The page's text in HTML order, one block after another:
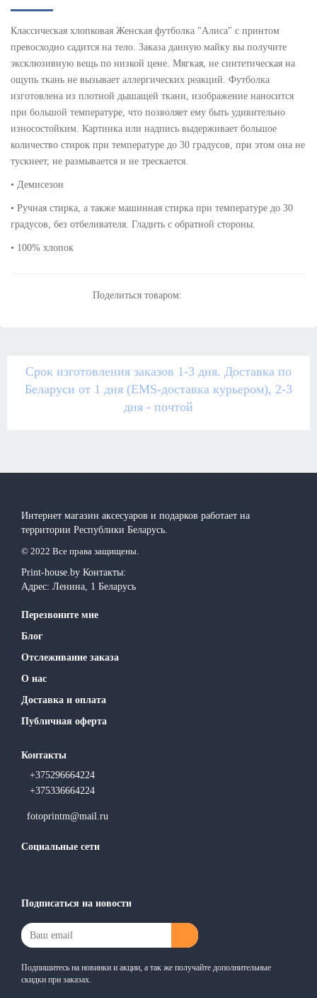
Классическая хлопковая Женская футболка "Алиса" с принтом
превосходно садится на тело. Заказа данную майку вы получите
эксклюзивную вещь по низкой цене. Мягкая, не синтетическая на
ощупь ткань не вызывает аллергических реакций. Футболка
изготовлена из плотной дышащей ткани, изображение наносится
при большой температуре, что позволяет ему быть удивительно
износостойким. Картинка или надпись выдерживает большое
количество стирок при температуре до 30 градусов, при этом она не
тускнеет, не размывается и не трескается.
• Демисезон
• Ручная стирка, а также машинная стирка при температуре до 30
градусов, без отбеливателя. Гладить с обратной стороны.
• 100% хлопок
Поделиться товаром:
Срок изготовления заказов 1-3 дня. Доставка по
Беларуси от 1 дня (EMS-доставка курьером), 2-3
дня - почтой
Интернет магазин аксесуаров и подарков работает на
территории Реcпублики Беларусь.
© 2022 Все права защищены.
Print-house.by Контакты:
Адрес: Ленина, 1 Беларусь
Перезвоните мне
Блог
Отслеживание заказа
О нас
Доставка и оплата
Публичная оферта
Контакты
+375296664224
+375336664224
fotoprintm@mail.ru
Социальные сети
Подписаться на новости
Подпишитесь на новинки и акции, а так же получайте дополнительные
скидки при заказах.